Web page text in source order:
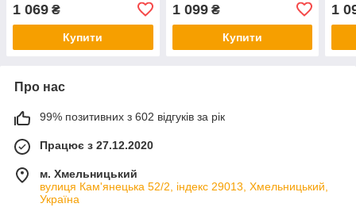
1 069 ₴
Купити
ступенева, чорна + хром
1 099₴
Купити
1
Про нас
99% позитивних з 602 відгуків за рік
Працює з 27.12.2020
м. Хмельницький
вулиця Кам'янецька 52/2, індекс 29013, Хмельницький,
Україна